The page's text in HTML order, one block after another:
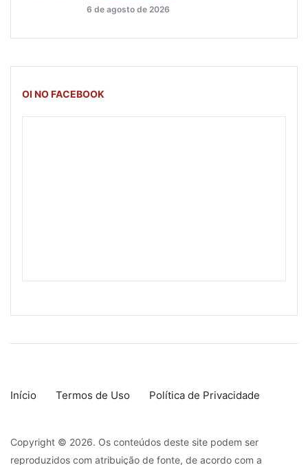
6 de agosto de 2026
OI NO FACEBOOK
Início Termos de Uso Política de Privacidade
Copyright © 2026. Os conteúdos deste site podem ser
reproduzidos com atribuição de fonte, de acordo com a